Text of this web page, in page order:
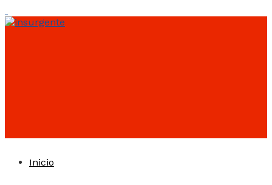
Inicio